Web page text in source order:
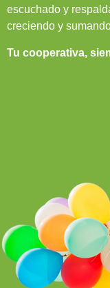
escuchado y
creciendo y
Tu cooperativa,